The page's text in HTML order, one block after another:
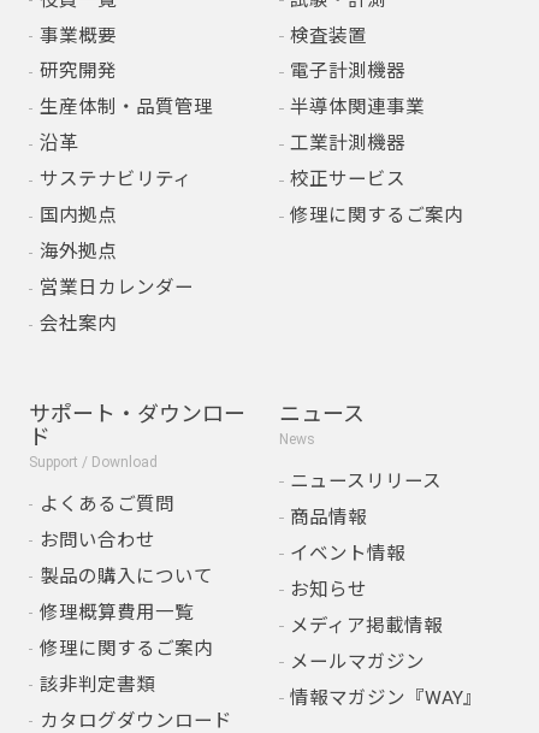
事業概要
研究開発
生産体制・品質管理
沿革
サステナビリティ
国内拠点
海外拠点
営業日カレンダー
会社案内
検査装置
電子計測機器
半導体関連事業
工業計測機器
校正サービス
修理に関するご案内
サポート・ダウンロー
ド
Support / Download
よくあるご質問
お問い合わせ
製品の購入について
修理概算費用一覧
修理に関するご案内
該非判定書類
カタログダウンロード
ニュース
News
ニュースリリース
商品情報
イベント情報
お知らせ
メディア掲載情報
メールマガジン
情報マガジン『WAY』